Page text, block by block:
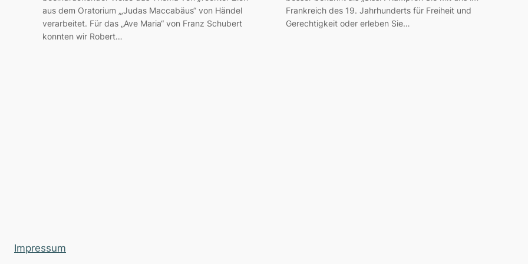
aus dem Oratorium „‚Judas Maccabäus“ von Händel
verarbeitet. Für das „Ave Maria“ von Franz Schubert
konnten wir Robert…
Frankreich des 19. Jahrhunderts für Freiheit und
Gerechtigkeit oder erleben Sie…
Impressum